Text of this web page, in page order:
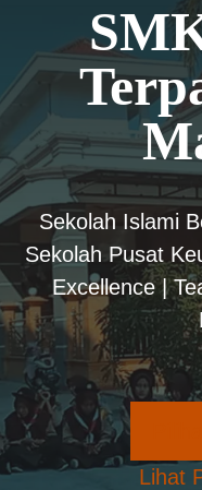
Sekolah Islami
Sekolah Pusat
Excellence |
Lihat